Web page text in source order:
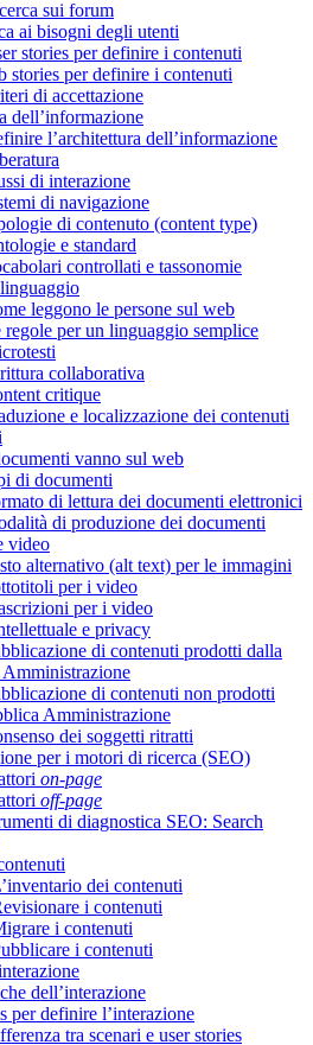
sui forum
ai bisogni degli utenti
stories per definire i contenuti
stories per definire i contenuti
di accettazione
dell’informazione
l’architettura dell’informazione
di interazione
di navigazione
di contenuto (content type)
e standard
controllati e tassonomie
leggono le persone sul web
per un linguaggio semplice
collaborativa
critique
e localizzazione dei contenuti
vanno sul web
di documenti
di lettura dei documenti elettronici
di produzione dei documenti
video
alternativo (alt text) per le immagini
per i video
per i video
e privacy
di contenuti prodotti dalla
di contenuti non prodotti
Amministrazione
dei soggetti ritratti
per i motori di ricerca (SEO)
on-page
off-page
di diagnostica SEO: Search
dei contenuti
i contenuti
i contenuti
i contenuti
dell’interazione
per definire l’interazione
tra scenari e user stories